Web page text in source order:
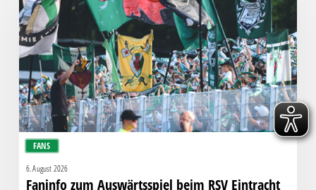
FANS
beim
RSV
Eintracht
6. August 2026
Faninfo zum Auswärtsspiel beim RSV Eintracht